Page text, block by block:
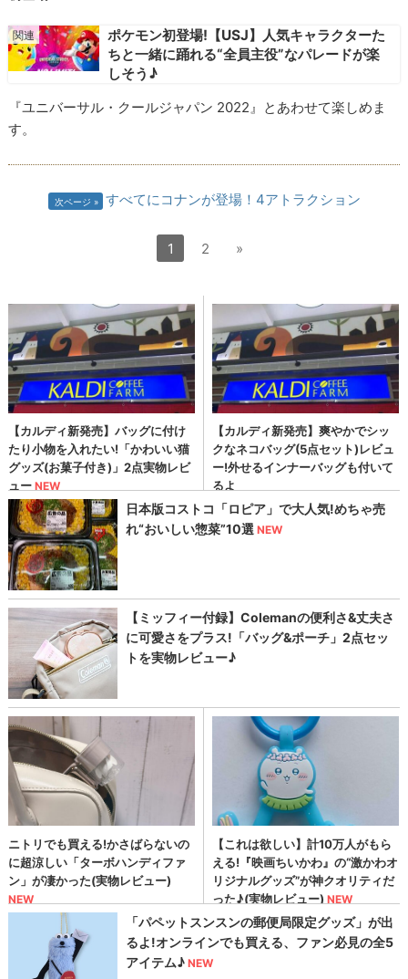
ポケモン初登場!【USJ】人気キャラクターた
ちと一緒に踊れる“全員主役”なパレードが楽
しそう♪
『ユニバーサル・クールジャパン 2022』とあわせて楽しめま
す。
次ページ すべてにコナンが登場！4アトラクション
1 2 »